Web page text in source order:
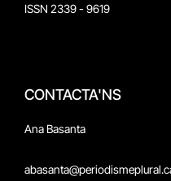
ISSN 2339 - 9619
CONTACTA'NS
Ana Basanta